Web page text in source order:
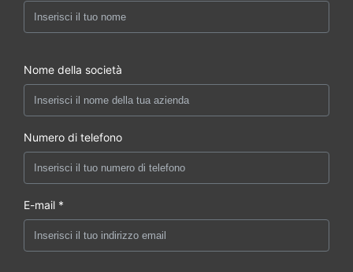
Nome della società
Numero di telefono
E-mail *